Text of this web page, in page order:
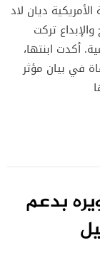
ديان لاد
والإبداع تركت
أكدت ابنتها،
في بيان مؤثر
بدعم